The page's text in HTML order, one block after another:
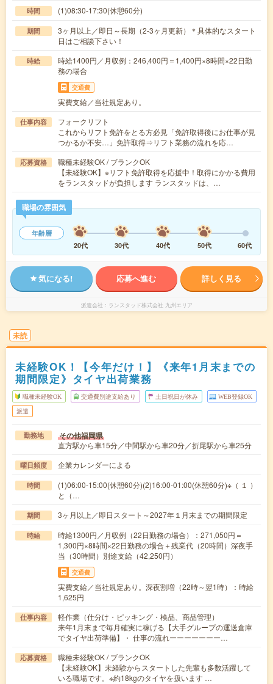
時間 (1)08:30-17:30(休憩60分)
期間
3ヶ月以上／即日～長期（2-3ヶ月更新）＊具体的なスタート
日はご相談下さい！
時給
時給1400円／月収例：246,400円＝1,400円×8時間×22日勤
務の場合
交通費
実費支給／当社規定あり。
仕事内容
フォークリフト
これからリフト免許をとる方必見「免許取得後にお仕事が見
つかるか不安…」免許取得⇒リフト業務の流れを応…
応募資格
職種未経験OK / ブランクOK
【未経験OK】※リフト免許取得を応援中！取得にかかる費用
をランスタッドが負担します ランスタッドは、…
職場の雰囲気
年齢層
20代
30代 40代 50代 60代
気になる! 応募へ進む 詳しく見る
派遣会社 ランスタッド株式会社 九州エリア
未読
未経験OK！【今年だけ！】《来年1月末までの
期間限定》タイヤ出荷業務
職種未経験OK 交通費別途支給あり 土日祝日が休み WEB登録OK
派遣
勤務地 その他福岡県
直方駅から車15分／中間駅から車20分／折尾駅から車25分
曜日頻度 企業カレンダーによる
時間
(1)06:00-15:00(休憩60分)(2)16:00-01:00(休憩60分)※（ １ ）
と（…
期間 3ヶ月以上／即日スタート～2027年１月末までの期間限定
時給
時給1300円／月収例（22日勤務の場合）：271,050円＝
1,300円×8時間×22日勤務の場合＋残業代（20時間）深夜手
当（30時間）別途支給（42,250円）
交通費
実費支給／当社規定あり。深夜割増（22時～翌1時）：時給
1,625円
仕事内容
軽作業（仕分け・ピッキング・検品、商品管理）
来年1月末まで毎月確実に稼げる【大手グループの運送倉庫
でタイヤ出荷準備】・ 仕事の流れーーーーーーー…
応募資格
職種未経験OK / ブランクOK
【未経験OK】未経験からスタートした先輩も多数活躍して
いる職場です。※約18kgのタイヤを扱います …